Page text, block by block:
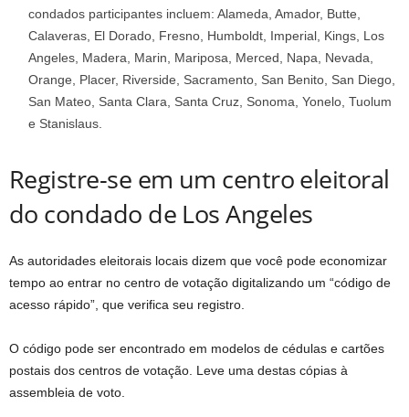
condados participantes incluem: Alameda, Amador, Butte,
Calaveras, El Dorado, Fresno, Humboldt, Imperial, Kings, Los
Angeles, Madera, Marin, Mariposa, Merced, Napa, Nevada,
Orange, Placer, Riverside, Sacramento, San Benito, San Diego,
San Mateo, Santa Clara, Santa Cruz, Sonoma, Yonelo, Tuolum
e Stanislaus.
Registre-se em um centro eleitoral
do condado de Los Angeles
As autoridades eleitorais locais dizem que você pode economizar
tempo ao entrar no centro de votação digitalizando um “código de
acesso rápido”, que verifica seu registro.
O código pode ser encontrado em modelos de cédulas e cartões
postais dos centros de votação. Leve uma destas cópias à
assembleia de voto.